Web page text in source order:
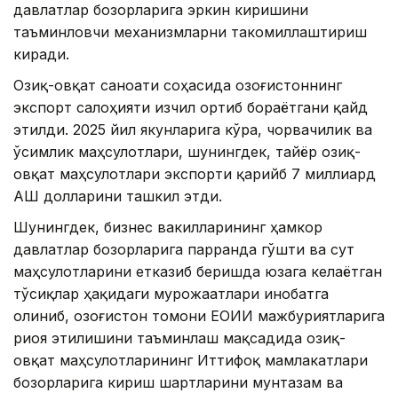
давлатлар бозорларига эркин киришини
таъминловчи механизмларни такомиллаштириш
киради.
Озиқ-овқат саноати соҳасида Қозоғистоннинг
экспорт салоҳияти изчил ортиб бораётгани қайд
этилди. 2025 йил якунларига кўра, чорвачилик ва
ўсимлик маҳсулотлари, шунингдек, тайёр озиқ-
овқат маҳсулотлари экспорти қарийб 7 миллиард
АҚШ долларини ташкил этди.
Шунингдек, бизнес вакилларининг ҳамкор
давлатлар бозорларига парранда гўшти ва сут
маҳсулотларини етказиб беришда юзага келаётган
тўсиқлар ҳақидаги мурожаатлари инобатга
олиниб, Қозоғистон томони ЕОИИ мажбуриятларига
риоя этилишини таъминлаш мақсадида озиқ-
овқат маҳсулотларининг Иттифоқ мамлакатлари
бозорларига кириш шартларини мунтазам ва